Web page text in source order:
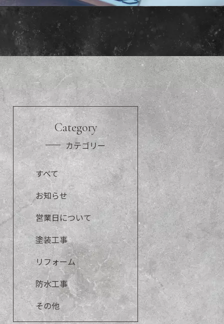
Category
カテゴリー
すべて
お知らせ
営業日について
塗装工事
リフォーム
防水工事
その他